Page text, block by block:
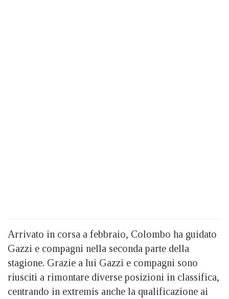
Arrivato in corsa a febbraio, Colombo ha guidato
Gazzi e compagni nella seconda parte della
stagione. Grazie a lui Gazzi e compagni sono
riusciti a rimontare diverse posizioni in classifica,
centrando in extremis anche la qualificazione ai